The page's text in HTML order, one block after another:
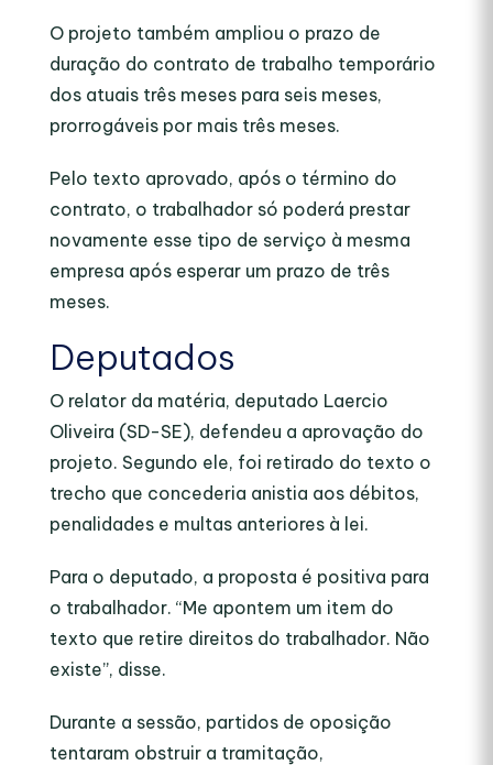
O projeto também ampliou o prazo de
duração do contrato de trabalho temporário
dos atuais três meses para seis meses,
prorrogáveis por mais três meses.
Pelo texto aprovado, após o término do
contrato, o trabalhador só poderá prestar
novamente esse tipo de serviço à mesma
empresa após esperar um prazo de três
meses.
Deputados
O relator da matéria, deputado Laercio
Oliveira (SD-SE), defendeu a aprovação do
projeto. Segundo ele, foi retirado do texto o
trecho que concederia anistia aos débitos,
penalidades e multas anteriores à lei.
Para o deputado, a proposta é positiva para
o trabalhador. “Me apontem um item do
texto que retire direitos do trabalhador. Não
existe”, disse.
Durante a sessão, partidos de oposição
tentaram obstruir a tramitação,